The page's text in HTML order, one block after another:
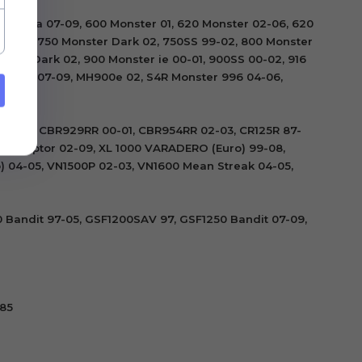
07-09, 600 Monster 01, 620 Monster 02-06, 620
01, 750 Monster Dark 02, 750SS 99-02, 800 Monster
Dark 02, 900 Monster ie 00-01, 900SS 00-02, 916
1000 07-09, MH900e 02, S4R Monster 996 04-06,
06, CBR929RR 00-01, CBR954RR 02-03, CR125R 87-
02-09, XL 1000 VARADERO (Euro) 99-08,
04-05, VN1500P 02-03, VN1600 Mean Streak 04-05,
97-05, GSF1200SAV 97, GSF1250 Bandit 07-09,